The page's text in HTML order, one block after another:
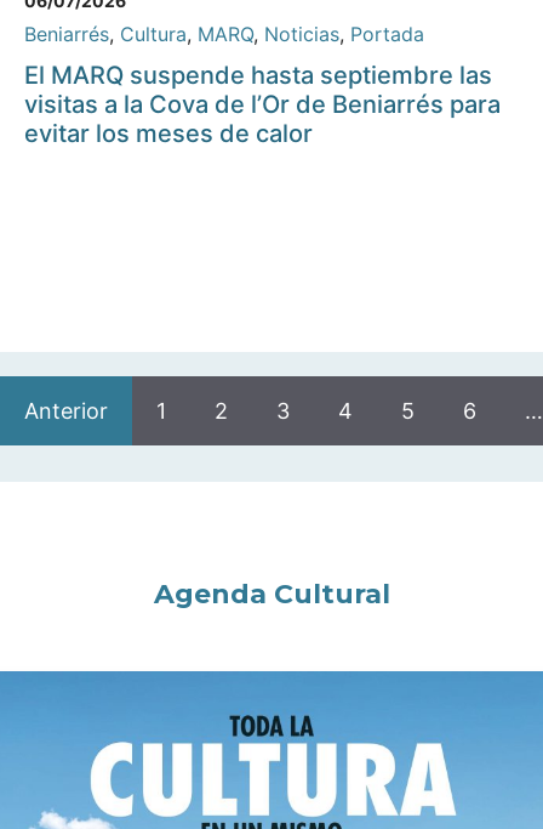
Beniarrés, Cultura, MARQ, Noticias, Portada
El MARQ suspende hasta septiembre las
visitas a la Cova de l’Or de Beniarrés para
evitar los meses de calor
Anterior 1 2 3 4 5 6 …
Agenda Cultural